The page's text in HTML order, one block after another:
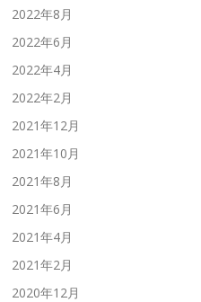
2022年8月
2022年6月
2022年4月
2022年2月
2021年12月
2021年10月
2021年8月
2021年6月
2021年4月
2021年2月
2020年12月